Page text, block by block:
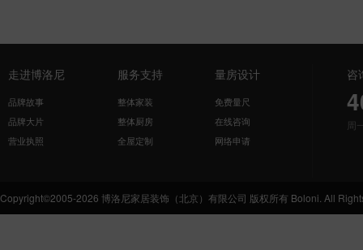
走进博洛尼
品牌故事
品牌大片
营业执照
服务支持
整体家装
整体厨房
全屋定制
量房设计
免费量尺
在线咨询
网络申请
咨
周
Copyright©2005-2026 博洛尼家居装饰（北京）有限公司 版权所有 Boloni. All